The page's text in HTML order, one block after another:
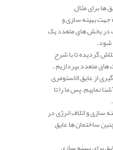
ها برای مثال
جهت بهینه سازی و
در بخش های متعدد یک
شود.
گردیده تا با شرح
متعدد بپردازیم ،
از عایق الاستومری
نماییم. پس ما را تا
سازی و اتلاف انرژی در
ساختمان ها عایق